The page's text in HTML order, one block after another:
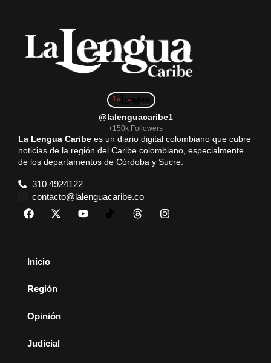
@lalenguacaribe1
+150k Followers
La Lengua Caribe es un diario digital colombiano que cubre
noticias de la región del Caribe colombiano, especialmente
de los departamentos de Córdoba y Sucre.
310 4924122
contacto@lalenguacaribe.co
Inicio
Región
Opinión
Judicial